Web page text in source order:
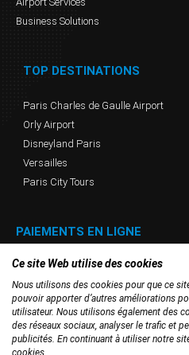
Ce site Web utilise des cookies
Nous utilisons des cookies pour que ce
pouvoir apporter d’autres améliorations
utilisateur. Nous utilisons également des
des réseaux sociaux, analyser le trafic et
publicités. En continuant à utiliser notre
cookies.
Business Solutions
TOP DESTINATIONS
Paris Charles de Gaulle Airport
Orly Airport
Disneyland Paris
Versailles
Paris City Tours
PAIEMENTS EN LIGNE